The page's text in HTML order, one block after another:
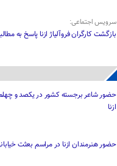
سرویس اجتماعی:
بازگشت کارگران فروآلیاژ ازنا پاسخ به
حضور شاعر برجسته کشور در یکصد و
ازنا
حضور هنرمندان ازنا در مراسم بعثت